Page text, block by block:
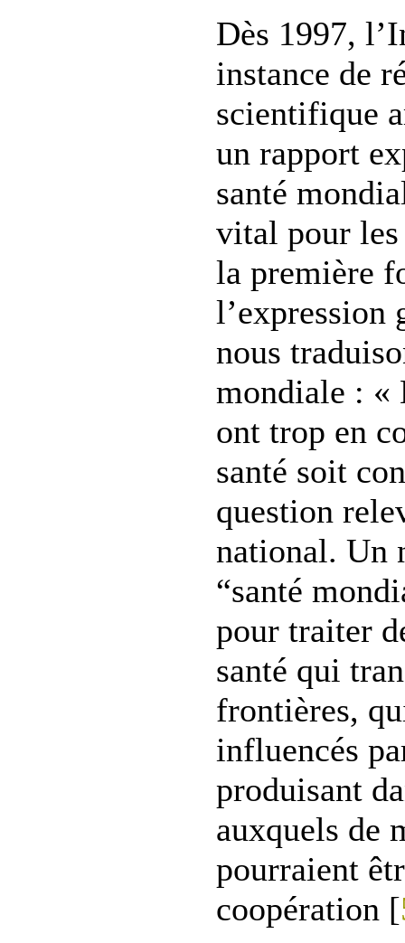
Dès 1997,
instance de
scientifique
un rapport
santé
vital pour
la première
l’expression
nous
mondiale : «
ont trop en
santé soit
question
national. Un
“santé
pour traiter
santé qui
frontières,
influencés
produisant
auxquels de
pourraient
coopération [